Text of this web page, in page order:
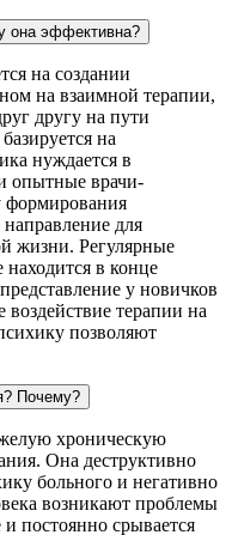
она эффективна?
на создании
на взаимной терапии,
другу на пути
на
нуждается в
опытные врачи-
формирования
для
жизни. Регулярные
в конце
у новичков
терапии на
позволяют
Почему?
хроническую
Она деструктивно
больного и негативно
возникают проблемы
постоянно срывается